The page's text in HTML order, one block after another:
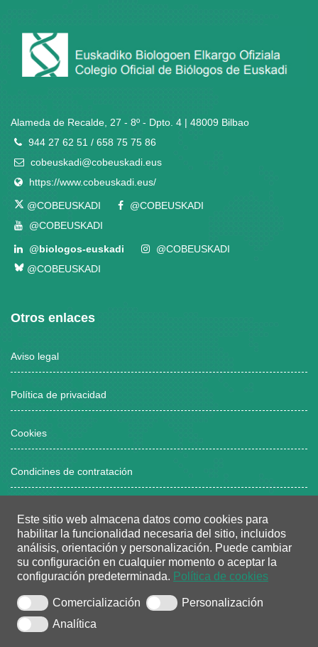
Este sitio web almacena datos como cookies para
habilitar la funcionalidad necesaria del sitio, incluidos
análisis, orientación y personalización. Puede cambiar
su configuración en cualquier momento o aceptar la
configuración predeterminada. Política de cookies
Comercialización
Personalización
Analítica
Alameda de Recalde, 27 - 8º - Dpto. 4 | 48009 Bilbao
944 27 62 51 / 658 75 75 86
cobeuskadi@cobeuskadi.eus
https://www.cobeuskadi.eus/
@COBEUSKADI
@COBEUSKADI
@COBEUSKADI
@biologos-euskadi
@COBEUSKADI
@COBEUSKADI
Otros enlaces
Aviso legal
Política de privacidad
Cookies
Condicines de contratación
Horario atención al público
Lunes a viernes, de 8:00 a 15:00 horas
Dos tardes/semana: de 16:00 a 18:30 horas(bajo cita previa)